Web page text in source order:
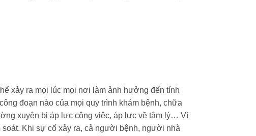
xảy ra mọi lúc mọi nơi làm ảnh hưởng đến tính
đoạn nào của mọi quy trình khám bệnh, chữa
xuyên bị áp lực công việc, áp lực về tâm lý… Vì
Khi sự cố xảy ra, cả người bệnh, người nhà